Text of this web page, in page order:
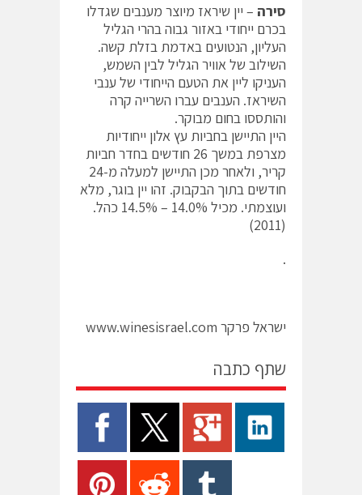
סירה – יין שיראז מיוצר מענבים שגדלו
בכרם ייחודי באזור גבוה בהרי הגליל
העליון, הנטועים באדמת בזלת קשה.
השילוב של אוויר הגליל לבין השמש,
העניקו ליין את הטעם הייחודי של ענבי
השיראז. הענבים עברו השרייה קרה
והותססו בחום מבוקר.
היין התיישן בחביות עץ אלון ייחודיות
מצרפת במשך 26 חודשים בחדר חביות
קריר, ולאחר מכן התיישן למעלה מ-24
חודשים בתוך הבקבוק. זהו יין בוגר, מלא
ועוצמתי. מכיל 14.0% – 14.5% כהל.
(2011)
.
ישראל פרקר www.winesisrael.com
שתף כתבה